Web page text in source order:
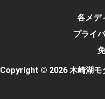
各メデ
プライ
Copyright © 2026 木崎湖モ